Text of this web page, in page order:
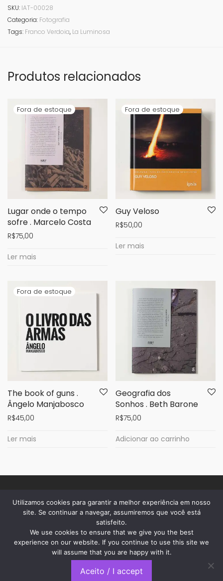
SKU: IAT-00028
Categoria: Fotografia
Tags: Franco Verdoia, La Luminosa
Produtos relacionados
Lugar onde o tempo
sofre . Marcelo Costa
R$75,00
Ler mais
Guy Veloso
R$50,00
Ler mais
The book of guns .
Ângelo Manjabosco
R$45,00
Ler mais
Geografia dos
Sonhos . Beth Barone
R$75,00
Adicionar ao carrinho
sobre a casa
privacidade
acompanhe seu pedido
Utilizamos cookies para garantir a melhor experiência em nosso
site. Se continuar a navegar, assumiremos que você está
satisfeito.
We use cookies to ensure that we give you the best
experience on our website. If you continue to use this site we
will assume that you are happy with it.
Aceito / I accept